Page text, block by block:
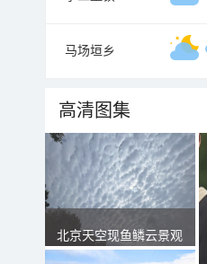
马场垣乡
高清图集
北京天空现鱼鳞云景观